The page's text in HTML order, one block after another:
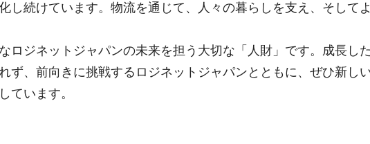
し続けています。物流を通じて、人々の暮らしを支え、そして
ジネットジャパンの未来を担う大切な「人財」です。成長し
ず、前向きに挑戦するロジネットジャパンとともに、ぜひ新し
ています。